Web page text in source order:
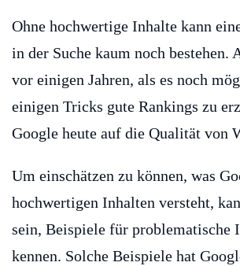
Ohne hochwertige Inhalte kann
in der Suche kaum noch bestehen.
vor einigen Jahren, als es noch
einigen Tricks gute Rankings zu
Google heute auf die Qualität von
Um einschätzen zu können, was
hochwertigen Inhalten versteht,
sein, Beispiele für problematische
kennen. Solche Beispiele hat